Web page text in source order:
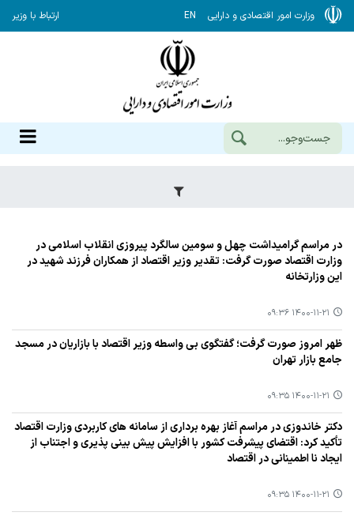
وزارت امور اقتصادی و دارایی EN ارتباط با وزیر
در مراسم گرامیداشت چهل و سومین سالگرد پیروزی انقلاب اسلامی در
وزارت اقتصاد صورت گرفت: تقدیر وزیر اقتصاد از همكاران فرزند شهید در
این وزارتخانه
۱۴۰۰-۱۱-۲۱ ۰۹:۳۶
ظهر امروز صورت گرفت؛ گفتگوی بی واسطه وزیر اقتصاد با بازاریان در مسجد
جامع بازار تهران
۱۴۰۰-۱۱-۲۱ ۰۹:۳۵
دكتر خاندوزی در مراسم آغاز بهره برداری از سامانه های كاربردی وزارت اقتصاد
تأكید كرد: اقتضای پیشرفت كشور با افزایش پیش بینی پذیری و اجتناب از
ایجاد نا اطمینانی در اقتصاد
۱۴۰۰-۱۱-۲۱ ۰۹:۳۵